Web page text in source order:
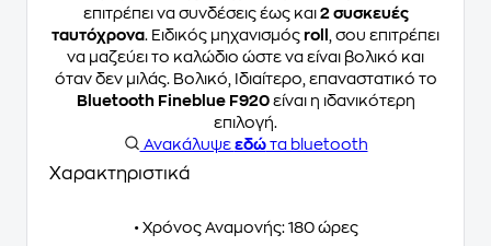
επιτρέπει να συνδέσεις έως και 2 συσκευές
ταυτόχρονα. Ειδικός μηχανισμός roll
, σου επιτρέπει
να μαζεύει το καλώδιο ώστε να είναι βολικό και
όταν δεν μιλάς. Βολικό, Ιδιαίτερο, επαναστατικό το
Bluetooth Fineblue F920είναι η ιδανικότερη
επιλογή.
Ανακάλυψε εδώτα bluetooth
Χαρακτηριστικά
• Χρόνος Αναμονής: 180 ώρες